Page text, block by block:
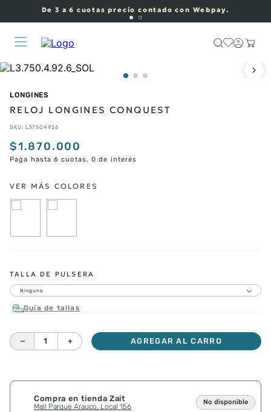
De 3 a 6 cuotas precio contado con Webpay.
LONGINES
RELOJ LONGINES CONQUEST
SKU: L37504926
$1.870.000
Paga hasta 6 cuotas, 0 de interés
TALLA DE PULSERA
Ninguno
Guía de tallas
＋
－ AGREGAR AL CARRO
Compra en tienda Zait
Mall Parque Arauco, Local 156
No disponible